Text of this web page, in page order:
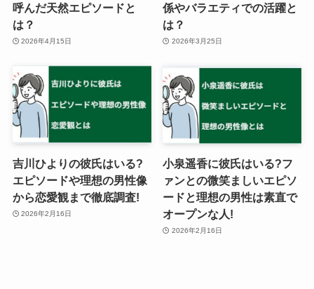
呼んだ天然エピソードと
は？
2026年4月15日
係やバラエティでの活躍と
は？
2026年3月25日
吉川ひよりの彼氏はいる?
エピソードや理想の男性像
から恋愛観まで徹底調査!
2026年2月16日
小泉遥香に彼氏はいる?フ
ァンとの微笑ましいエピソ
ードと理想の男性は素直で
オープンな人!
2026年2月16日